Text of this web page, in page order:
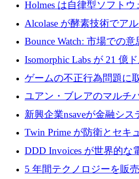
Holmes は自律型ソフト
万ユーロのプレシードを
Alcolase が酵素技術でア
り組むために 150 万ユー
Bounce Watch: 市場での
ためのインテリジェンス
Isomorphic Labs が 21 億
ネオバンク後の軸、ポー
ア進化
ゲームの不正行為問題に
ップを紹介する
ユアン・ブレアのマルチ
ドルで7,000万ドルを調達
新興企業nsaveが金融シ
たシリア人に国際銀行ア
Twin Prime が防衛とセキ
ロンティア AI モデルを構
万ドルのプレシードを獲
DDD Invoices が世界的な
ライアンスを簡素化する
5 年間テクノロジーを販